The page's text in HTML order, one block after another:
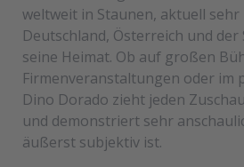
weltweit in Staunen, aktuell sehr
Deutschland, Österreich und der
seine Heimat. Ob auf großen
Firmenveranstaltungen oder im
Dino Dorado zieht jeden
und demonstriert sehr
äußerst subjektiv ist.